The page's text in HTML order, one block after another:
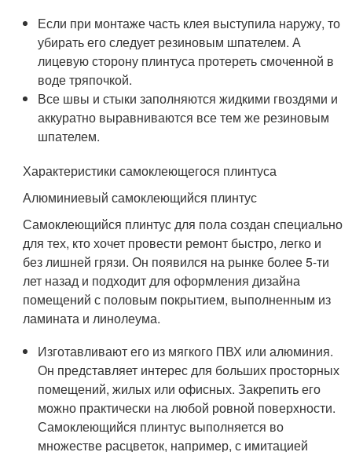
Если при монтаже часть клея выступила наружу, то
убирать его следует резиновым шпателем. А
лицевую сторону плинтуса протереть смоченной в
воде тряпочкой.
Все швы и стыки заполняются жидкими гвоздями и
аккуратно выравниваются все тем же резиновым
шпателем.
Характеристики самоклеющегося плинтуса
Алюминиевый самоклеющийся плинтус
Самоклеющийся плинтус для пола создан специально
для тех, кто хочет провести ремонт быстро, легко и
без лишней грязи. Он появился на рынке более 5-ти
лет назад и подходит для оформления дизайна
помещений с половым покрытием, выполненным из
ламината и линолеума.
Изготавливают его из мягкого ПВХ или алюминия.
Он представляет интерес для больших просторных
помещений, жилых или офисных. Закрепить его
можно практически на любой ровной поверхности.
Самоклеющийся плинтус выполняется во
множестве расцветок, например, с имитацией